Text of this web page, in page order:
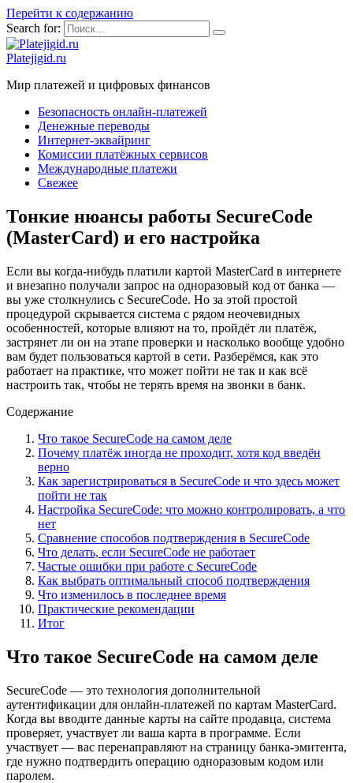
Перейти к содержанию
Search for:
Platejigid.ru
Мир платежей и цифровых финансов
Безопасность онлайн-платежей
Денежные переводы
Интернет-эквайринг
Комиссии платёжных сервисов
Международные платежи
Свежее
Тонкие нюансы работы SecureCode
(MasterCard) и его настройка
Если вы когда-нибудь платили картой MasterCard в интернете
и внезапно получали запрос на одноразовый код от банка —
вы уже столкнулись с SecureCode. Но за этой простой
процедурой скрывается система с рядом неочевидных
особенностей, которые влияют на то, пройдёт ли платёж,
застрянет ли он на этапе проверки и насколько вообще удобно
вам будет пользоваться картой в сети. Разберёмся, как это
работает на практике, что может пойти не так и как всё
настроить так, чтобы не терять время на звонки в банк.
Содержание
Что такое SecureCode на самом деле
Почему платёж иногда не проходит, хотя код введён
верно
Как зарегистрироваться в SecureCode и что здесь может
пойти не так
Настройка SecureCode: что можно контролировать, а что
нет
Сравнение способов подтверждения в SecureCode
Что делать, если SecureCode не работает
Частые ошибки при работе с SecureCode
Как выбрать оптимальный способ подтверждения
Что изменилось в последнее время
Практические рекомендации
Итог
Что такое SecureCode на самом деле
SecureCode — это технология дополнительной
аутентификации для онлайн-платежей по картам MasterCard.
Когда вы вводите данные карты на сайте продавца, система
проверяет, участвует ли ваша карта в программе. Если
участвует — вас перенаправляют на страницу банка-эмитента,
где нужно подтвердить операцию одноразовым кодом или
паролем.